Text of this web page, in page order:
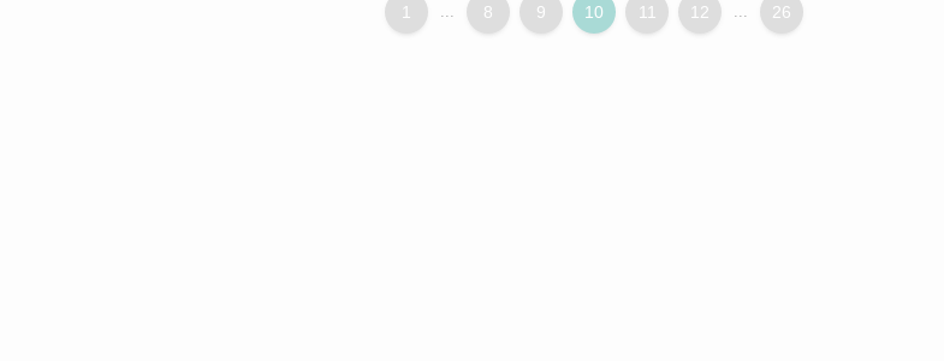
1 8 9 10 11 12 26